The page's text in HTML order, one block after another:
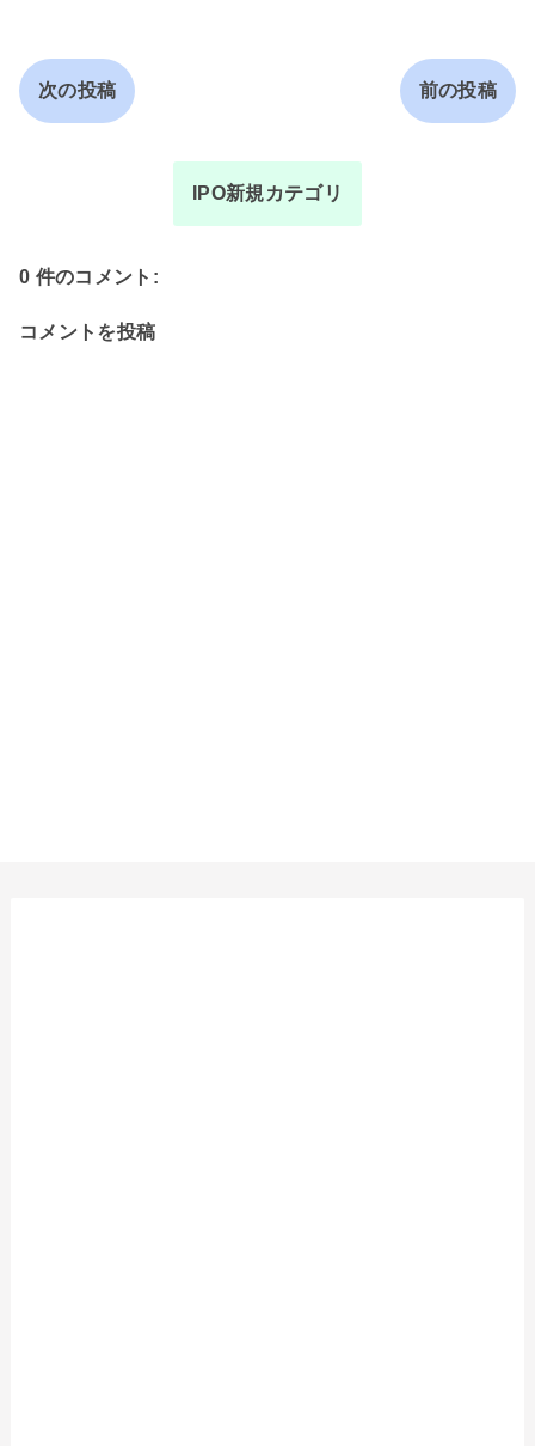
次の投稿 前の投稿
IPO新規カテゴリ
0 件のコメント:
コメントを投稿